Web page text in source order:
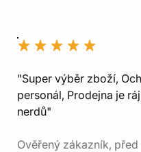
"Super výběr zboží,
personál, Prodejna je
nerdů"
Ověřený zákazník,